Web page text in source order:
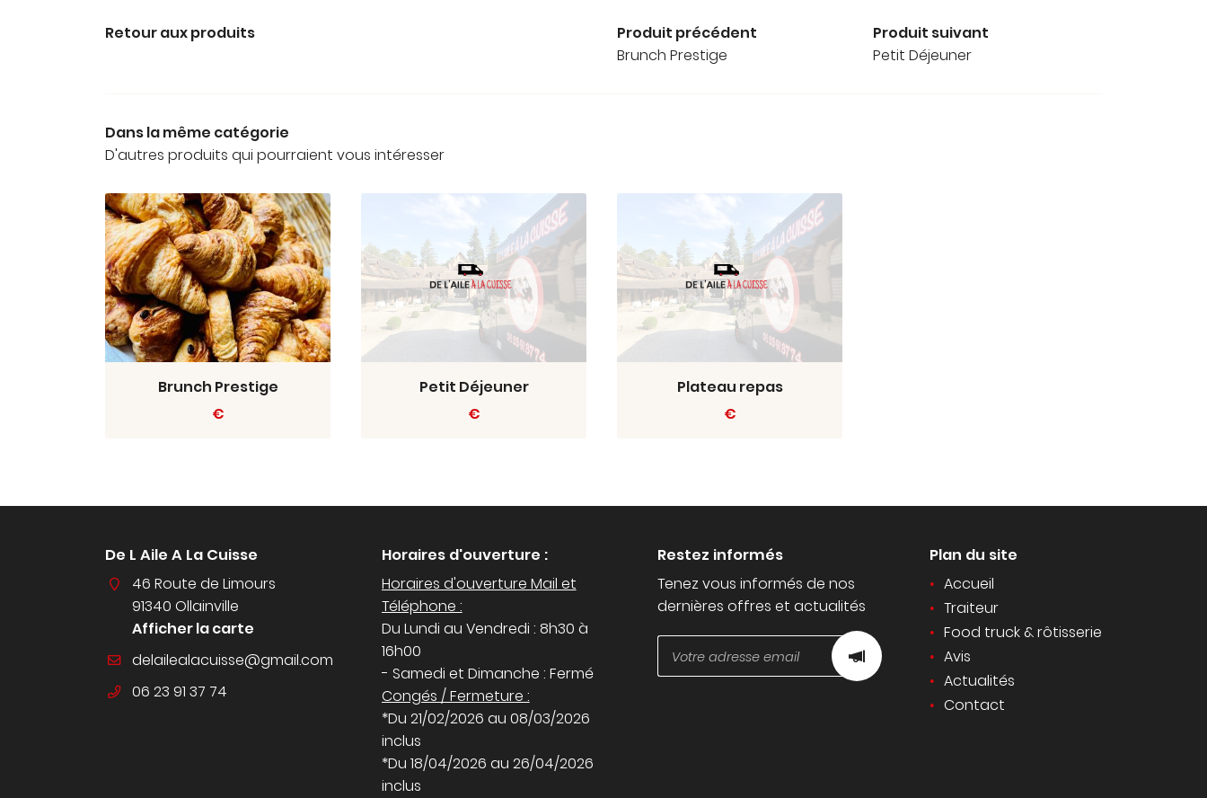
Retour aux produits
Produit précédent
Brunch Prestige
Produit suivant
Petit Déjeuner
Dans la même catégorie
D'autres produits qui pourraient vous intéresser
Brunch Prestige
€
Petit Déjeuner
€
Plateau repas
€
De L Aile A La Cuisse
46 Route de Limours
91340 Ollainville
Afficher la carte
06 23 91 37 74
Horaires d'ouverture :
Horaires d'ouverture Mail et
Téléphone :
Du Lundi au Vendredi : 8h30 à
16h00
- Samedi et Dimanche : Fermé
Congés / Fermeture :
*Du 21/02/2026 au 08/03/2026
inclus
*Du 18/04/2026 au 26/04/2026
inclus
Restez informés
Tenez vous informés de nos
dernières offres et actualités
Plan du site
Accueil
Traiteur
Food truck & rôtisserie
Avis
Actualités
Contact